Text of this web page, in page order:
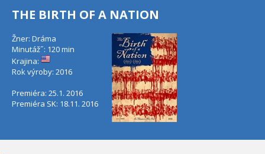
THE BIRTH OF A NATION
Žner: Dráma
Minutáž˝: 120 min
Krajina:
Rok výroby: 2016
Premiéra: 25.1. 2016
Premiéra SK: 18.11. 2016